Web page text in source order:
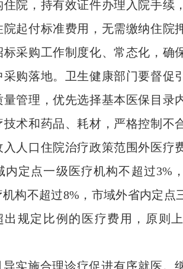
住院，持有效证件办理入院手续
院起付标准费用，无需缴纳住院
标采购工作制度化、常态化，确
采购落地。卫生健康部门要督促
量管理，优先选择基本医保目录
技术和药品、耗材，严格控制不
入人口住院治疗政策范围外医疗
内定点一级医疗机构不超过3%
构不超过8%，市域外省内定点
出规定比例的医疗费用，原则
导实施合理诊疗促进有序就医。